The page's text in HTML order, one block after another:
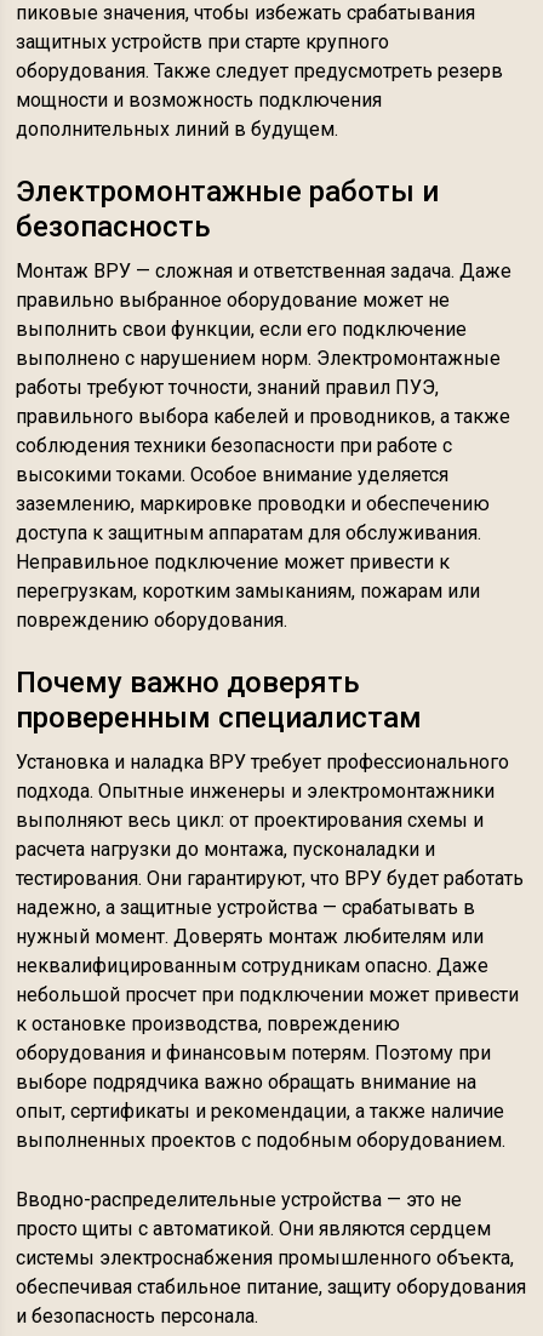
пиковые значения, чтобы избежать срабатывания
защитных устройств при старте крупного
оборудования. Также следует предусмотреть резерв
мощности и возможность подключения
дополнительных линий в будущем.
Электромонтажные работы и
безопасность
Монтаж ВРУ — сложная и ответственная задача. Даже
правильно выбранное оборудование может не
выполнить свои функции, если его подключение
выполнено с нарушением норм. Электромонтажные
работы требуют точности, знаний правил ПУЭ,
правильного выбора кабелей и проводников, а также
соблюдения техники безопасности при работе с
высокими токами. Особое внимание уделяется
заземлению, маркировке проводки и обеспечению
доступа к защитным аппаратам для обслуживания.
Неправильное подключение может привести к
перегрузкам, коротким замыканиям, пожарам или
повреждению оборудования.
Почему важно доверять
проверенным специалистам
Установка и наладка ВРУ требует профессионального
подхода. Опытные инженеры и электромонтажники
выполняют весь цикл: от проектирования схемы и
расчета нагрузки до монтажа, пусконаладки и
тестирования. Они гарантируют, что ВРУ будет работать
надежно, а защитные устройства — срабатывать в
нужный момент. Доверять монтаж любителям или
неквалифицированным сотрудникам опасно. Даже
небольшой просчет при подключении может привести
к остановке производства, повреждению
оборудования и финансовым потерям. Поэтому при
выборе подрядчика важно обращать внимание на
опыт, сертификаты и рекомендации, а также наличие
выполненных проектов с подобным оборудованием.
Вводно-распределительные устройства — это не
просто щиты с автоматикой. Они являются сердцем
системы электроснабжения промышленного объекта,
обеспечивая стабильное питание, защиту оборудования
и безопасность персонала.